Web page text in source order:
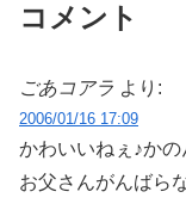
コメント
ごあコアラ より:
2006/01/16 17:09
かわいいねぇ♪かの
お父さんがんばら